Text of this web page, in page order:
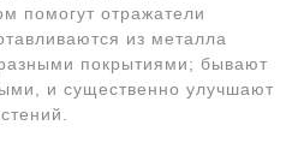
помогут отражатели
из металла
покрытиями; бывают
и существенно улучшают